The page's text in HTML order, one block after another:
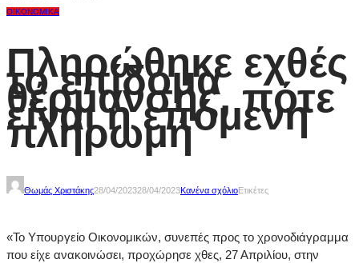
ΟΙΚΟΝΟΜΙΚΆ
Πληρώθηκε εχθές
το επίδομα
θέρμανσης, πότε
είναι η επόμενη
πληρωμή
Θωμάς Χριστάκης28/04/202328/04/2023Κανένα σχόλιοΕτικέτες
«Το Υπουργείο Οικονομικών, συνεπές προς το χρονοδιάγραμμα
που είχε ανακοινώσει, προχώρησε χθες, 27 Απριλίου, στην